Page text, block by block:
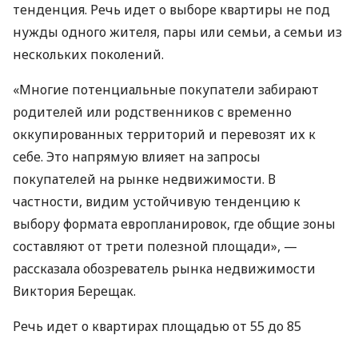
тенденция. Речь идет о выборе квартиры не под
нужды одного жителя, пары или семьи, а семьи из
нескольких поколений.
«Многие потенциальные покупатели забирают
родителей или родственников с временно
оккупированных территорий и перевозят их к
себе. Это напрямую влияет на запросы
покупателей на рынке недвижимости. В
частности, видим устойчивую тенденцию к
выбору формата европланировок, где общие зоны
составляют от трети полезной площади», —
рассказала обозреватель рынка недвижимости
Виктория Берещак.
Речь идет о квартирах площадью от 55 до 85